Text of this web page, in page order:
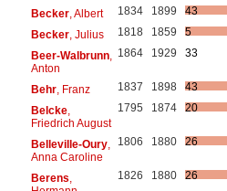
Becker, Albert 1834 1899
43
Becker, Julius 1818 1859
5
Beer-Walbrunn,
Anton
1864 1929 33
Behr, Franz 1837 1898
43
Belcke,
Friedrich August
1795 1874 20
Belleville-Oury,
Anna Caroline
1806 1880 26
Berens 1826 1880 26